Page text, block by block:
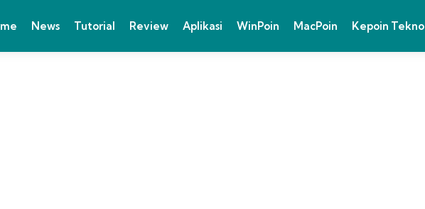
News Tutorial Review Aplikasi WinPoin MacPoin Kepoin Tekno